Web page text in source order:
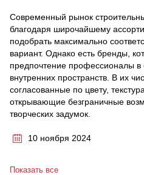
Современный рынок
благодаря широчайшему
подобрать максимально
вариант. Однако есть бренды,
предпочтение профессионалы в
внутренних пространств. В их
согласованные по цвету,
открывающие безграничные
творческих задумок.
10 ноября 2024
Показать все